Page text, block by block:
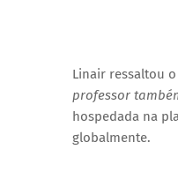
Linair ressaltou
professor
hospedada na
globalmente.